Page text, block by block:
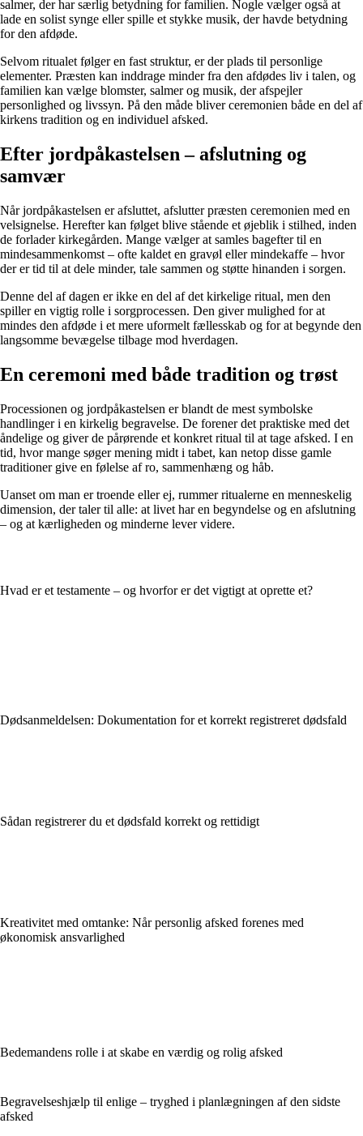
salmer, der har særlig betydning for familien. Nogle vælger også at
lade en solist synge eller spille et stykke musik, der havde betydning
for den afdøde.
Selvom ritualet følger en fast struktur, er der plads til personlige
elementer. Præsten kan inddrage minder fra den afdødes liv i talen, og
familien kan vælge blomster, salmer og musik, der afspejler
personlighed og livssyn. På den måde bliver ceremonien både en del af
kirkens tradition og en individuel afsked.
Efter jordpåkastelsen – afslutning og
samvær
Når jordpåkastelsen er afsluttet, afslutter præsten ceremonien med en
velsignelse. Herefter kan følget blive stående et øjeblik i stilhed, inden
de forlader kirkegården. Mange vælger at samles bagefter til en
mindesammenkomst – ofte kaldet en gravøl eller mindekaffe – hvor
der er tid til at dele minder, tale sammen og støtte hinanden i sorgen.
Denne del af dagen er ikke en del af det kirkelige ritual, men den
spiller en vigtig rolle i sorgprocessen. Den giver mulighed for at
mindes den afdøde i et mere uformelt fællesskab og for at begynde den
langsomme bevægelse tilbage mod hverdagen.
En ceremoni med både tradition og trøst
Processionen og jordpåkastelsen er blandt de mest symbolske
handlinger i en kirkelig begravelse. De forener det praktiske med det
åndelige og giver de pårørende et konkret ritual til at tage afsked. I en
tid, hvor mange søger mening midt i tabet, kan netop disse gamle
traditioner give en følelse af ro, sammenhæng og håb.
Uanset om man er troende eller ej, rummer ritualerne en menneskelig
dimension, der taler til alle: at livet har en begyndelse og en afslutning
– og at kærligheden og minderne lever videre.
Hvad er et testamente – og hvorfor er det vigtigt at oprette et?
Dødsanmeldelsen: Dokumentation for et korrekt registreret dødsfald
Sådan registrerer du et dødsfald korrekt og rettidigt
Kreativitet med omtanke: Når personlig afsked forenes med
økonomisk ansvarlighed
Bedemandens rolle i at skabe en værdig og rolig afsked
Begravelseshjælp til enlige – tryghed i planlægningen af den sidste
afsked